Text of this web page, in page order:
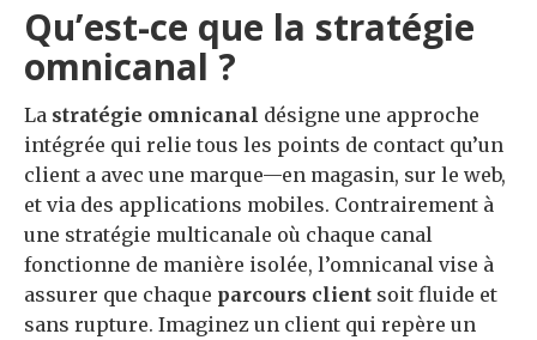
Qu’est-ce que la stratégie
omnicanal ?
La stratégie omnicanal désigne une approche
intégrée qui relie tous les points de contact qu’un
client a avec une marque—en magasin, sur le web,
et via des applications mobiles. Contrairement à
une stratégie multicanale où chaque canal
fonctionne de manière isolée, l’omnicanal vise à
assurer que chaque parcours client soit fluide et
sans rupture. Imaginez un client qui repère un